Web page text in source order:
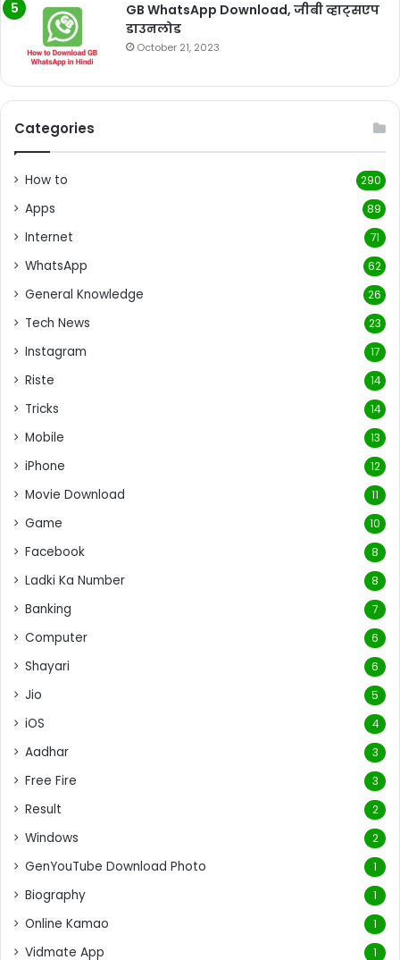
GB WhatsApp Download, जीबी व्हाट्सएप
डाउनलोड
October 21, 2023
Categories
How to 290
Apps 89
Internet 71
WhatsApp 62
General Knowledge 26
Tech News 23
Instagram 17
Riste 14
Tricks 14
Mobile 13
iPhone 12
Movie Download 11
Game 10
Facebook 8
Ladki Ka Number 8
Banking 7
Computer 6
Shayari 6
Jio 5
iOS 4
Aadhar 3
Free Fire 3
Result 2
Windows 2
GenYouTube Download Photo 1
Biography 1
Online Kamao 1
Vidmate App 1